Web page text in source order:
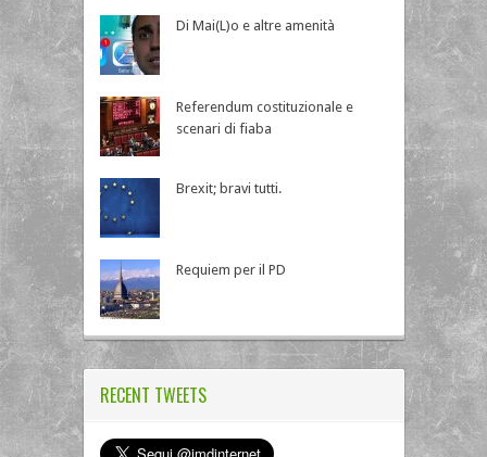
Di Mai(L)o e altre amenità
Referendum costituzionale e
scenari di fiaba
Brexit; bravi tutti.
Requiem per il PD
RECENT TWEETS